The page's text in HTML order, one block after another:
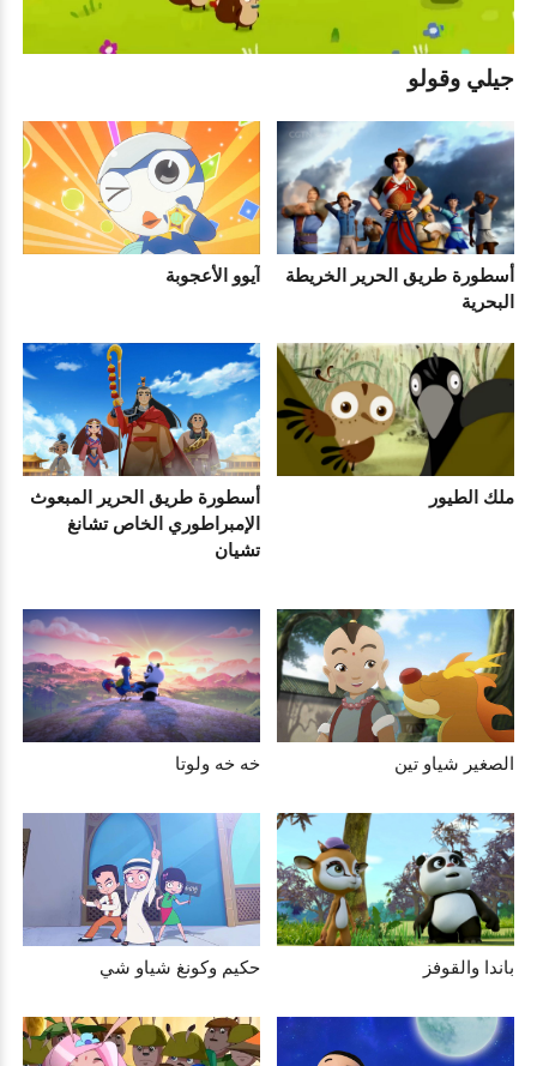
جيلي وقولو
أسطورة طريق الحرير الخريطة
البحرية
آيوو الأعجوبة
ملك الطيور
أسطورة طريق الحرير المبعوث
الإمبراطوري الخاص تشانغ
تشيان
الصغير شياو تين خه خه ولوتا
باندا والقوفز حكيم وكونغ شياو شي